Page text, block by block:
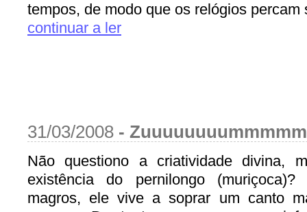
tempos, de modo que os relógios percam
continuar a ler
31/03/2008 -
Não questiono a criatividade divina,
existência do pernilongo
magros, ele vive a soprar um canto